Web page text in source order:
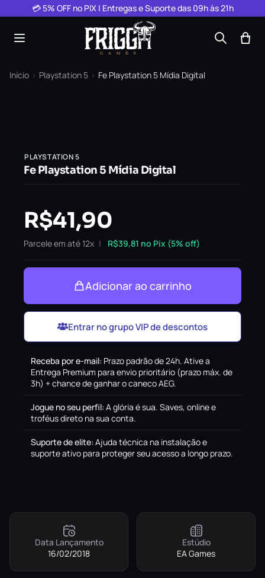
Pular para o conteúdo
💳 5% OFF no PIX | Entregas e Suporte das 09h às 21h
Início › Playstation 5 › Fe Playstation 5 Mídia Digital
PLAYSTATION 5
Fe Playstation 5 Mídia Digital
R$41,90
Parcele em até 12x R$39,81 no Pix (5% off)
Adicionar ao carrinho
Entrar no grupo VIP de descontos
Receba por e-mail: Prazo padrão de 24h. Ative a
Entrega Premium para envio prioritário (prazo máx. de
3h) + chance de ganhar o caneco AEG.
Jogue no seu perfil: A glória é sua. Saves, online e
troféus direto na sua conta.
Suporte de elite: Ajuda técnica na instalação e
suporte ativo para proteger seu acesso a longo prazo.
Data Lançamento
16/02/2018
Estúdio
EA Games